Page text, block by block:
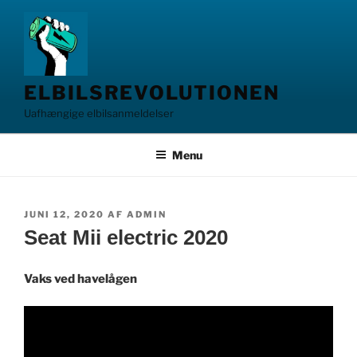
indhold
ELBILSREVOLUTIONEN
Uafhængige elbilsanmeldelser
Menu
UDGIVET
JUNI 12, 2020 AF ADMIN
Seat Mii electric 2020
Vaks ved havelågen